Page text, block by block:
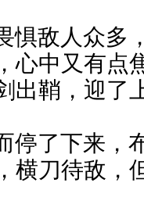
惧敌人众多
心中又有点
出鞘，迎了
停了下来，
横刀待敌，